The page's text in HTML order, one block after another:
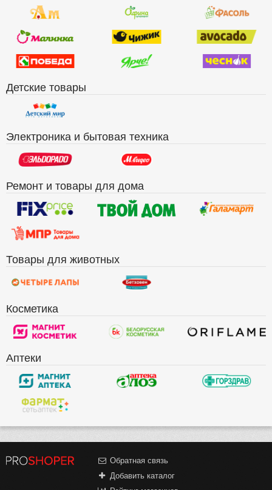
Детские товары
Электроника и бытовая техника
Ремонт и товары для дома
Товары для животных
Косметика
Аптеки
Обратная связь
Добавить каталог